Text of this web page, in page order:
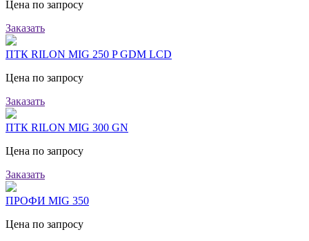
Цена по запросу
Заказать
ПТК RILON MIG 250 P GDM LCD
Цена по запросу
Заказать
ПТК RILON MIG 300 GN
Цена по запросу
Заказать
ПРОФИ MIG 350
Цена по запросу